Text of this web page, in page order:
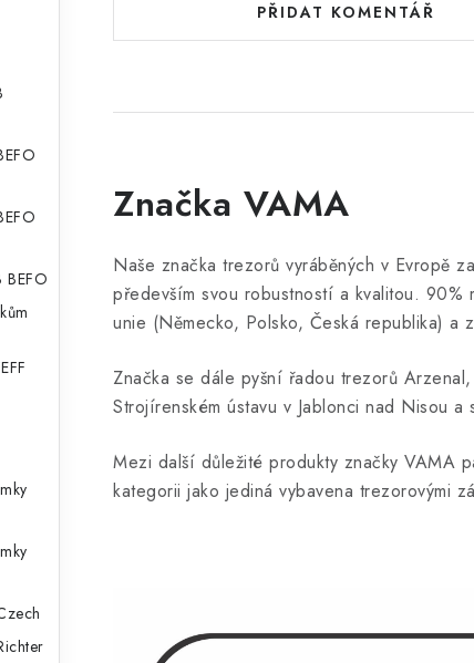
BEFO
PŘIDAT KOMENTÁŘ
Značka VAMA
Naše značka trezorů vyráběných v Evropě
především svou robustností a kvalitou.
unie (Německo, Polsko, Česká republika)
Značka se dále pyšní řadou trezorů
Strojírenském ústavu v Jablonci nad Nisou
Mezi další důležité produkty značky VAMA
kategorii jako jediná vybavena trezorovými